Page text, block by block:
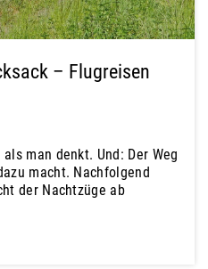
– Flugreisen
man denkt. Und: Der Weg
macht. Nachfolgend
der Nachtzüge ab